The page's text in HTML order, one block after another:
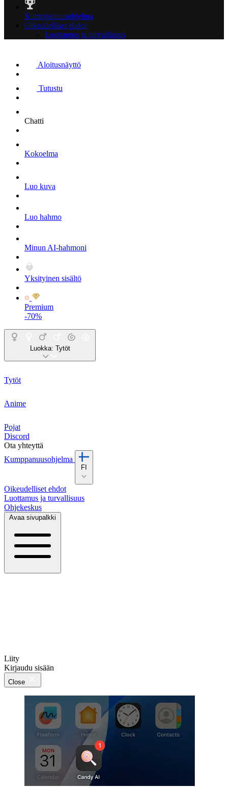
Kumppanuusohjelma
Oikeudelliset ehdot
Luottamus ja turvallisuus
Aloitusnäyttö
Tutustu
Chatti
Kokoelma
Luo kuva
Luo hahmo
Minun AI-hahmoni
Yksityinen sisältö
Premium
-70%
Luokka: Tytöt
Tytöt
Anime
Pojat
Discord
Ota yhteyttä
Kumppanuusohjelma
FI
Oikeudelliset ehdot
Luottamus ja turvallisuus
Ohjekeskus
Avaa sivupalkki
Liity
Kirjaudu sisään
Close